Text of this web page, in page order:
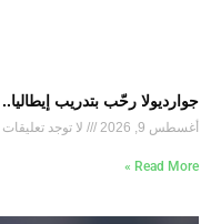
جوارديولا رحّب بتدريب
أغسطس 9, 2026 لا توجد تعليقات
Read More »